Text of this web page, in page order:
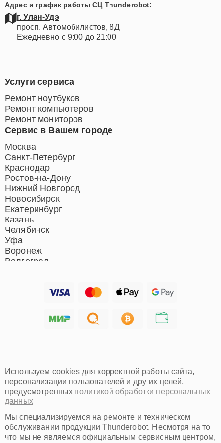
Адрес и график работы СЦ Thunderobot:
г. Улан-Удэ
просп. Автомобилистов, 8Д
Ежедневно с 9:00 до 21:00
Сервис в Вашем городе
Москва
Санкт-Петербург
Краснодар
Ростов-на-Дону
Нижний Новгород
Новосибирск
Екатеринбург
Казань
Челябинск
Уфа
Воронеж
Волгоград
Хабаровск
Иркутск
Омск
Красноярск
Пермь
Ульяновск
Киров
Архангельск
Астрахань
Услуги сервиса
Ремонт ноутбуков
Ремонт компьютеров
Ремонт мониторов
Используем cookies для корректной работы сайта,
персонализации пользователей и других целей,
предусмотренных политикой обработки персональных
данных
Мы специализируемся на ремонте и техническом
обслуживании продукции Thunderobot. Несмотря на то
что мы не являемся официальным сервисным центром,